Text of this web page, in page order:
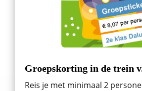
Groepskorting in de trein
Reis je met minimaal 2